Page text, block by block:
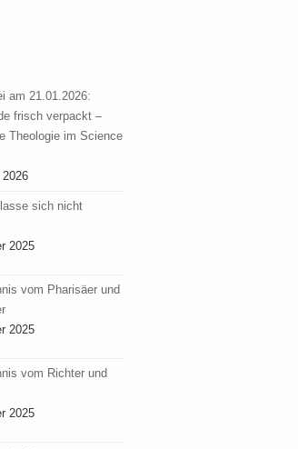
am 21.01.2026:
frisch verpackt –
Theologie im Science
sich nicht
2025
vom Pharisäer und
2025
vom Richter und
2025